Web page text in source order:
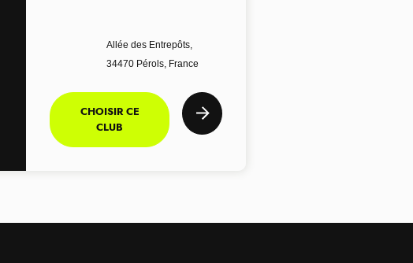
Allée des Entrepôts,
34470 Pérols, France
CHOISIR CE
CLUB